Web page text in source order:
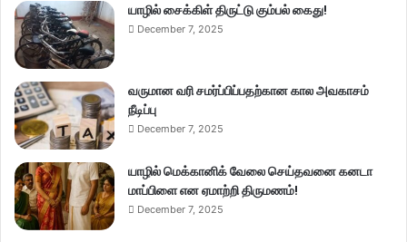
யாழில் சைக்கிள் திருட்டு கும்பல் கைது!
December 7, 2025
வருமான வரி சமர்ப்பிப்பதற்கான கால அவகாசம்
நீடிப்பு
December 7, 2025
யாழில் மெக்கானிக் வேலை செய்தவனை கனடா
மாப்பிளை என ஏமாற்றி திருமணம்!
December 7, 2025